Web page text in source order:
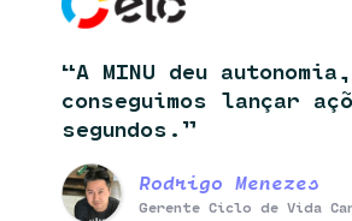
“A MINU deu
conseguimos lançar
segundos.”
Rodrigo Menezes
Gerente Ciclo de Vida